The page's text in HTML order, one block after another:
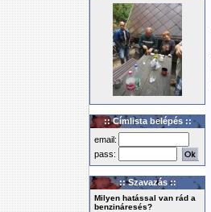
:: Címlista belépés ::
email:
pass:
:: Szavazás ::
Milyen hatással van rád a
benzináresés?